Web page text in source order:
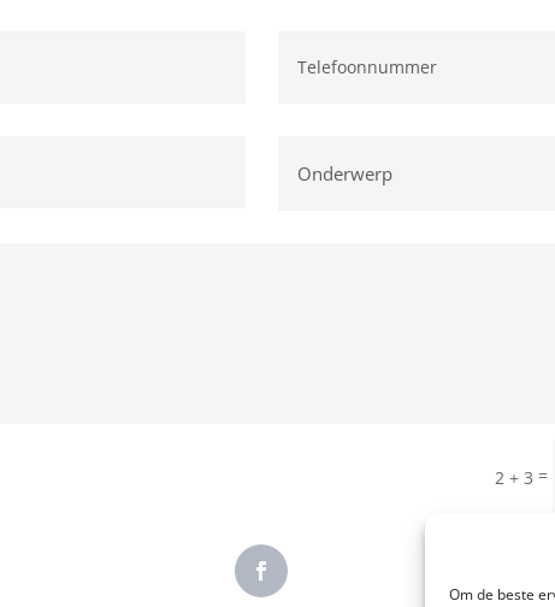
Om de beste
2 + 3 =